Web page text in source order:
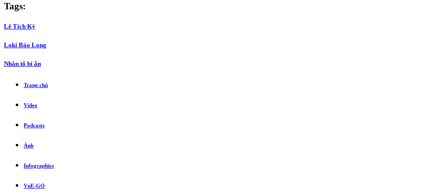
Tags:
Lê Tích Kỳ
Loki Bảo Long
Nhân tố bí ẩn
Trang chủ
Video
Podcasts
Ảnh
Infographics
VnE-GO